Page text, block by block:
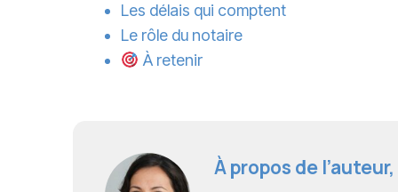
Les délais qui comptent
Le rôle du notaire
À retenir
À propos de l’auteur,